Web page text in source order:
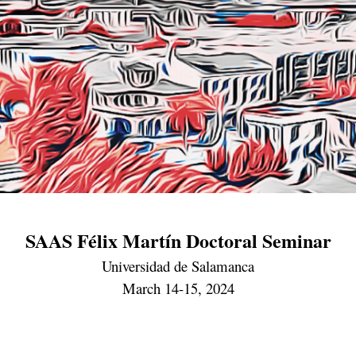
SAAS Félix Martín Doctoral Seminar
Universidad de Salamanca
March 14-15, 2024